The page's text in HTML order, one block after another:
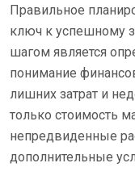
Правильное
ключ к успешному
шагом является
понимание
лишних затрат и
только стоимость
непредвиденные
дополнительные